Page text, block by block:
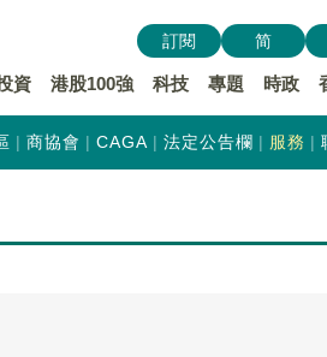
資 港股100強 科技 專題 時政
訂閱 简
商協會 CAGA 法定公告欄 服務